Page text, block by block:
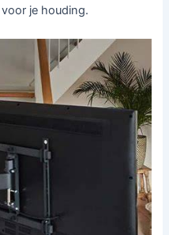
je houding.